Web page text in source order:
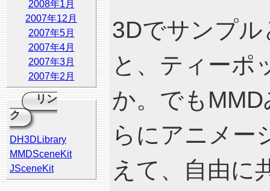
2008年1月
2007年12月
2007年5月
2007年4月
2007年3月
2007年2月
リン
ク
DH3DLibrary
MMDSceneKit
JSceneKit
3Dでサンプ
と、ティーポ
か。でも
らにアニメー
えて、自由に